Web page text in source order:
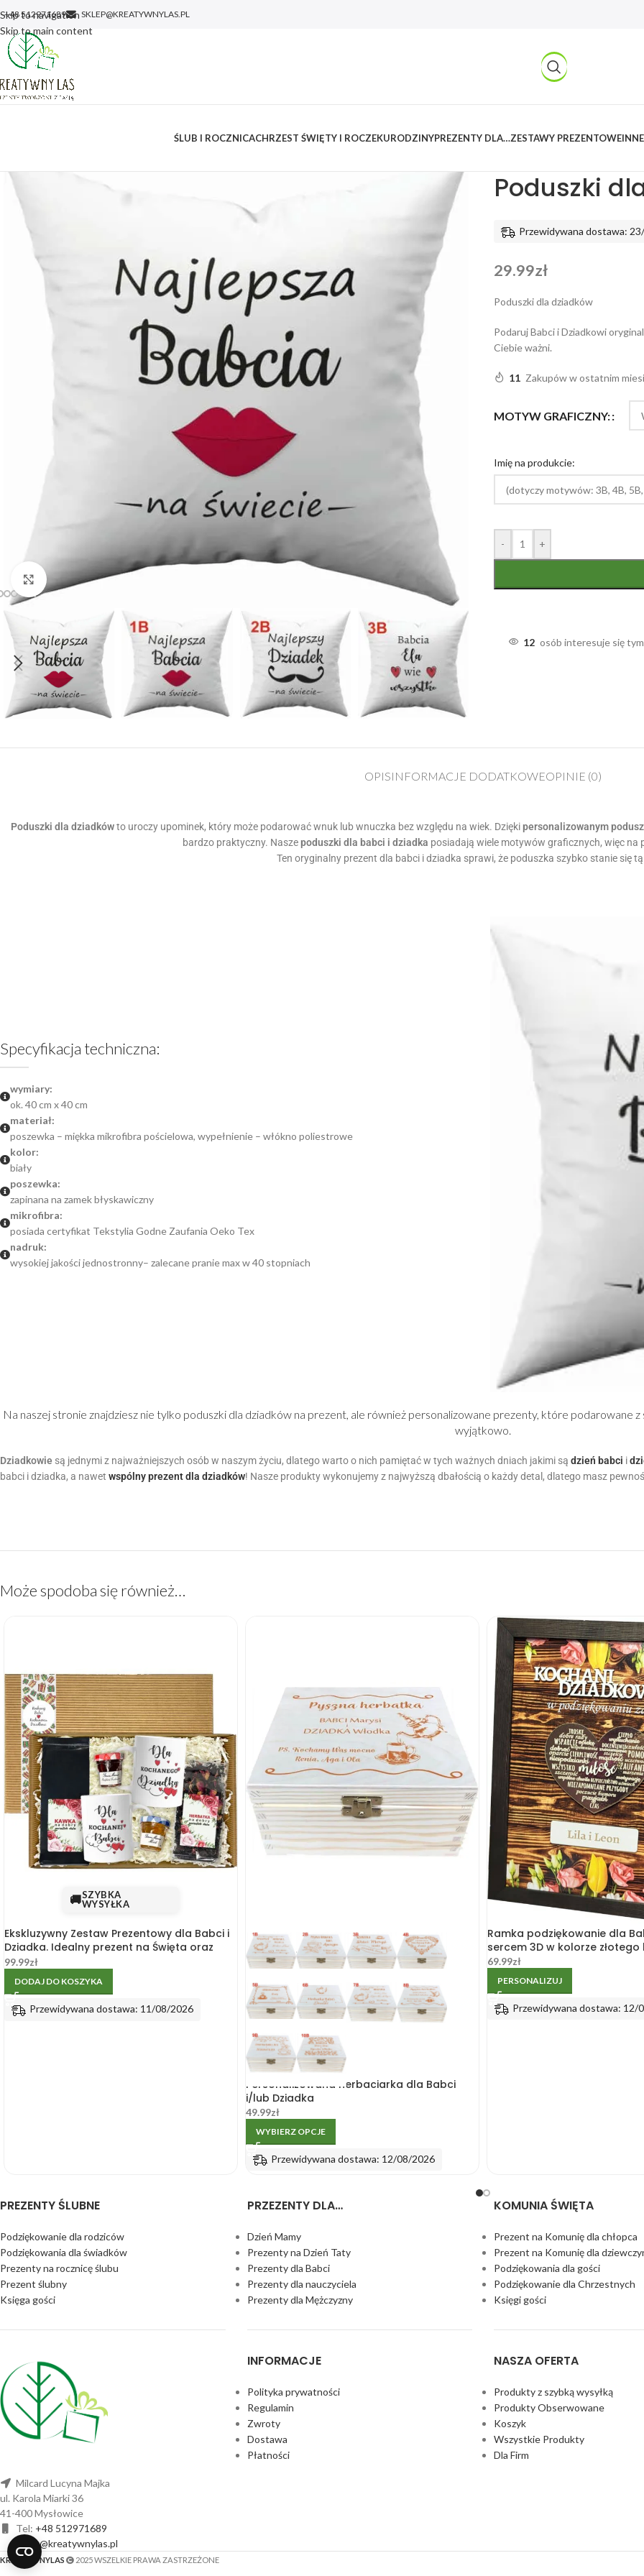
Skip to navigation
Skip to main content
+48 512971689 SKLEP@KREATYWNYLAS.PL
ŚLUB I ROCZNICACHRZEST ŚWIĘTY I ROCZEKURODZINYPREZENTY DLA…ZESTAWY PREZENTOWE
Powiększ
Poduszki
Przewidywana dostawa:
29.99zł
Poduszki dla dziadków
Podaruj Babci i Dziadkowi
Ciebie ważni.
11 Zakupów w ostatnim
MOTYW GRAFICZNY:
Imię na produkcie:
- +
12 osób interesuje się
OPISINFORMACJE DODATKOWEOPINIE (0)
Poduszki dla dziadkówto uroczy upominek, który może podarować wnuk lub wnuczka bez względu na wiek. Dziękipersonalizowanym
bardzo praktyczny. Naszepoduszki dla babci i dziadka posiadają wiele motywów graficznych, więc na
Ten oryginalny prezent dla babci i dziadka sprawi, że poduszka szybko stanie się
Specyfikacja techniczna:
wymiary:
ok. 40 cm x 40 cm
materiał:
poszewka – miękka mikrofibra pościelowa, wypełnienie – włókno poliestrowe
kolor:
biały
poszewka:
zapinana na zamek błyskawiczny
mikrofibra:
posiada certyfikat Tekstylia Godne Zaufania Oeko Tex
nadruk:
wysokiej jakości jednostronny– zalecane pranie max w 40 stopniach
Na naszej stronie znajdziesz nie tylko poduszki dla dziadków na prezent, ale również personalizowane prezenty, które podarowane
wyjątkowo.
Dziadkowie są jednymi z najważniejszych osób w naszym życiu, dlatego warto o nich pamiętać w tych ważnych dniach jakimi są dzień babci i
babci i dziadka, a nawet wspólny prezent dla dziadków! Nasze produkty wykonujemy z najwyższą dbałością o każdy detal, dlatego masz
Może spodoba się również…
🚚SZYBKA
WYSYŁKA
Ekskluzywny Zestaw Prezentowy dla Babci i
Dziadka. Idealny prezent na Święta oraz
Dzień Babci i Dziadka
99.99zł
DODAJ DO KOSZYKA
Przewidywana dostawa: 11/08/2026
Personalizowana herbaciarka dla Babci
i/lub Dziadka
49.99zł
WYBIERZ OPCJE
Przewidywana dostawa: 12/08/2026
Ramka podziękowanie dla
sercem 3D w kolorze
69.99zł
PERSONALIZUJ
Przewidywana dostawa: 12/
PREZENTY ŚLUBNE
Podziękowanie dla rodziców
Podziękowania dla świadków
Prezenty na rocznicę ślubu
Prezent ślubny
Księga gości
Milcard Lucyna Majka
ul. Karola Miarki 36
41-400 Mysłowice
Tel: +48 512971689
sklep@kreatywnylas.pl
PRZEZENTY DLA…
Dzień Mamy
Prezenty na Dzień Taty
Prezenty dla Babci
Prezenty dla nauczyciela
Prezenty dla Mężczyzny
INFORMACJE
Polityka prywatności
Regulamin
Zwroty
Dostawa
Płatności
KOMUNIA ŚWIĘTA
Prezent na Komunię dla chłopca
Prezent na Komunię dla
Podziękowania dla gości
Podziękowanie dla Chrzestnych
Księgi gości
NASZA OFERTA
Produkty z szybką wysyłką
Produkty Obserwowane
Koszyk
Wszystkie Produkty
Dla Firm
KREATYWNYLAS 2025 WSZELKIE PRAWA ZASTRZEŻONE